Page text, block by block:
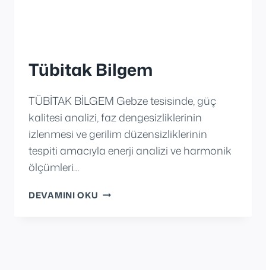
Tübitak Bilgem
TÜBİTAK BİLGEM Gebze tesisinde, güç
kalitesi analizi, faz dengesizliklerinin
izlenmesi ve gerilim düzensizliklerinin
tespiti amacıyla enerji analizi ve harmonik
ölçümleri…
DEVAMINI OKU TÜBITAK